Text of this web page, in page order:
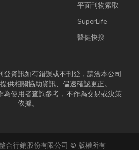
平面刊物索取
SuperLife
醫健快搜
登資訊如有錯誤或不刊登，請洽本公司
供相關協助資訊、儘速確認更正。
為使用者查詢參考，不作為交易或決策
依據。
合行銷股份有限公司 © 版權所有